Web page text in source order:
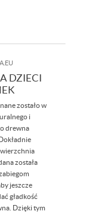
DZIECI
zostało w
i
drewna
została
jeszcze
gładkość
Dzięki tym